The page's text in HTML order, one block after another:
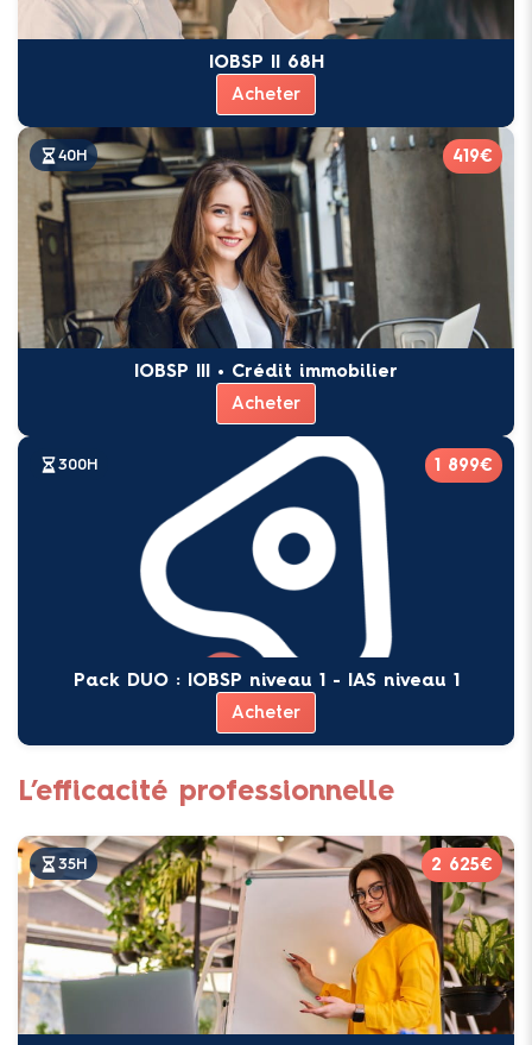
IOBSP II 68H
Acheter
40H 419€
IOBSP III • Crédit immobilier
Acheter
300H 1 899€
Pack DUO : IOBSP niveau 1 - IAS niveau 1
Acheter
L’efficacité professionnelle
35H 2 625€